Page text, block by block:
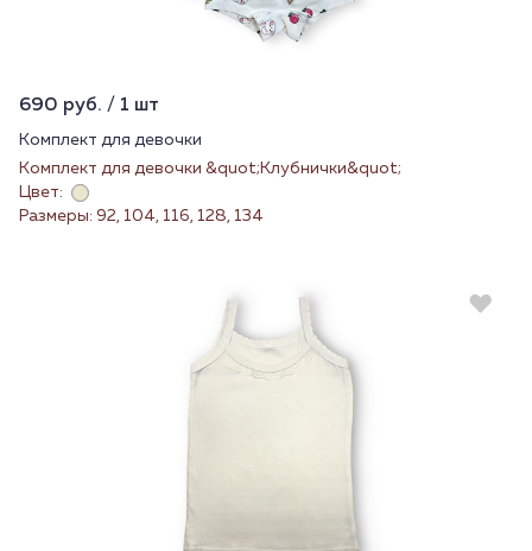
690 руб. / 1 шт
Комплект для девочки
Комплект для девочки &quot;Клубнички&quot;
Цвет:
Размеры: 92, 104, 116, 128, 134